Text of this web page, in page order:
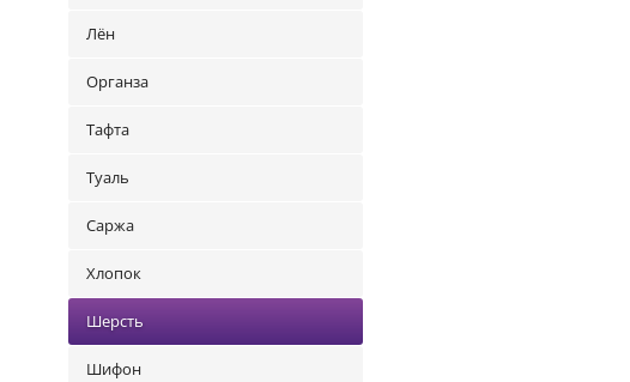
Лён
Органза
Тафта
Туаль
Саржа
Хлопок
Шерсть
Шифон